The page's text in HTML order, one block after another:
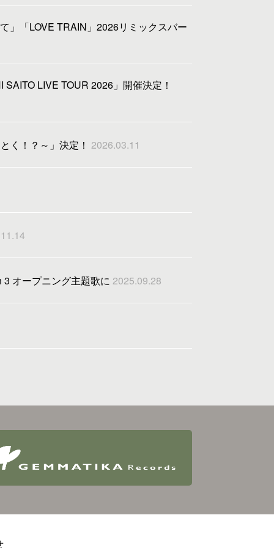
」「LOVE TRAIN」2026リミックスバー
LIVE TOUR 2026」開催決定！
く！？～」決定！2026.03.11
3 オープニング主題歌に2025.09.28